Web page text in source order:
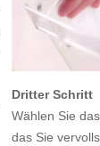
Dritter Schritt
Wählen Sie
das Sie